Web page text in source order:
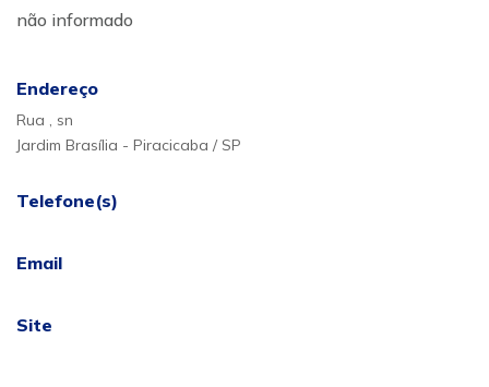
não informado
Endereço
Rua , sn
Jardim Brasília - Piracicaba / SP
Telefone(s)
Email
Site